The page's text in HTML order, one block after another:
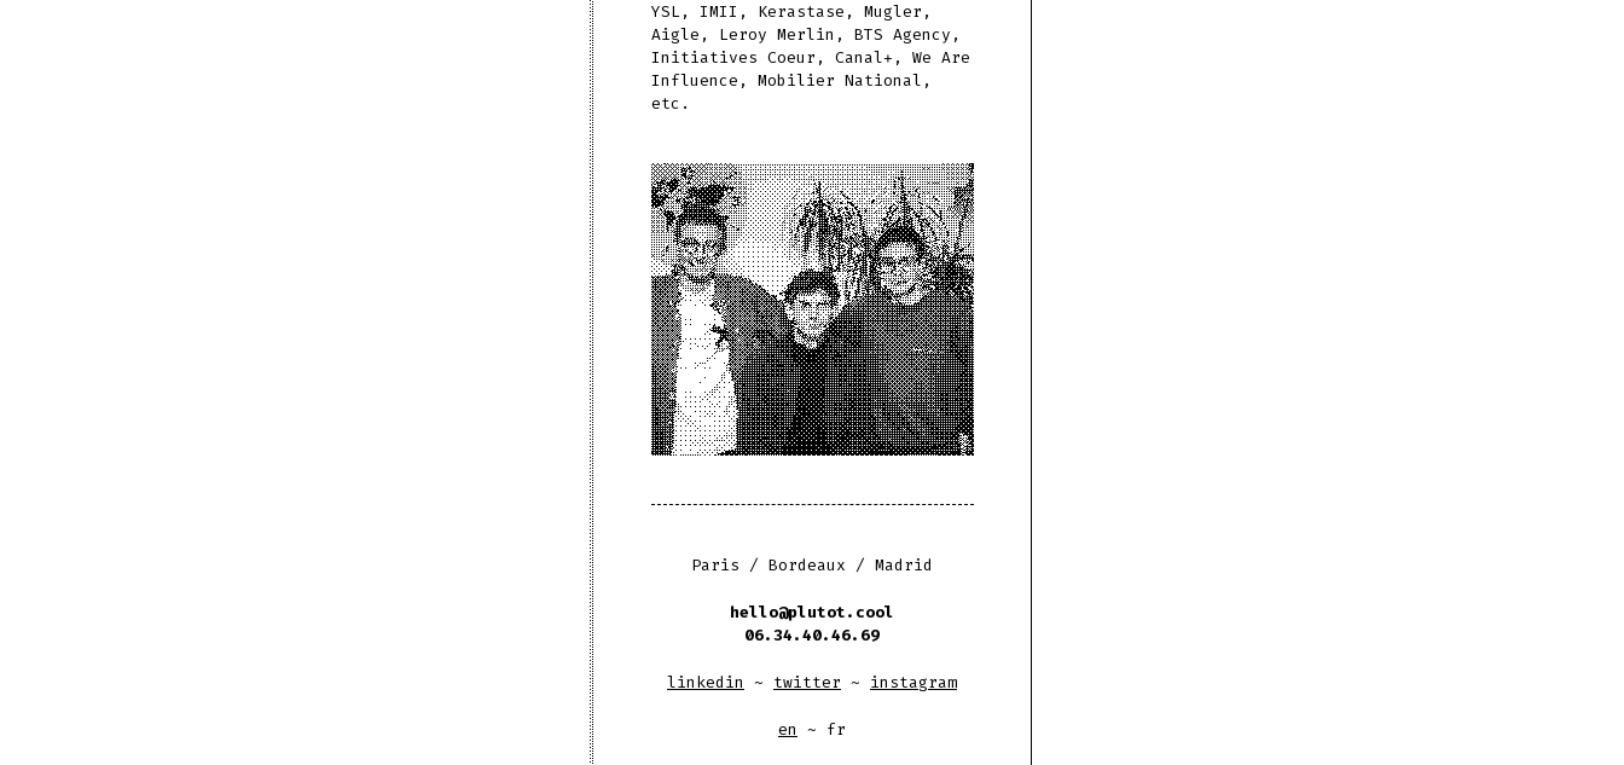
YSL, IMII, Kerastase, Mugler,
Aigle, Leroy Merlin, BTS Agency,
Initiatives Coeur, Canal+, We Are
Influence, Mobilier National,
etc.
Paris / Bordeaux / Madrid
hello@plutot.cool
06.34.40.46.69
linkedin ~ twitter ~ instagram
en ~ fr